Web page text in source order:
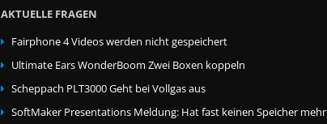
AKTUELLE FRAGEN
Fairphone 4 Videos werden nicht gespeichert
Ultimate Ears WonderBoom Zwei Boxen koppeln
Scheppach PLT3000 Geht bei Vollgas aus
SoftMaker Presentations Meldung: Hat fast keinen Speicher mehr